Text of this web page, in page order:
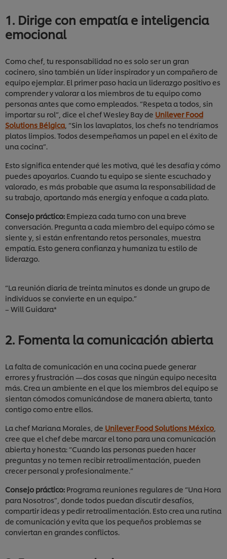
1. Dirige con empatía e inteligencia
emocional
Como chef, tu responsabilidad no es solo ser un gran
cocinero, sino también un líder inspirador y un compañero de
equipo ejemplar. El primer paso hacia un liderazgo positivo es
comprender y valorar a los miembros de tu equipo como
personas antes que como empleados. “Respeta a todos, sin
importar su rol”, dice el chef Wesley Bay de Unilever Food
Solutions Bélgica, “Sin los lavaplatos, los chefs no tendríamos
platos limpios. Todos desempeñamos un papel en el éxito de
una cocina”.
Esto significa entender qué les motiva, qué les desafía y cómo
puedes apoyarlos. Cuando tu equipo se siente escuchado y
valorado, es más probable que asuma la responsabilidad de
su trabajo, aportando más energía y enfoque a cada plato.
Consejo práctico: Empieza cada turno con una breve
conversación. Pregunta a cada miembro del equipo cómo se
siente y, si están enfrentando retos personales, muestra
empatía. Esto genera confianza y humaniza tu estilo de
liderazgo.
“La reunión diaria de treinta minutos es donde un grupo de
individuos se convierte en un equipo.”
– Will Guidara*
2. Fomenta la comunicación abierta
La falta de comunicación en una cocina puede generar
errores y frustración —dos cosas que ningún equipo necesita
más. Crea un ambiente en el que los miembros del equipo se
sientan cómodos comunicándose de manera abierta, tanto
contigo como entre ellos.
La chef Mariana Morales, de Unilever Food Solutions México
cree que el chef debe marcar el tono para una comunicación
abierta y honesta: “Cuando las personas pueden hacer
preguntas y no temen recibir retroalimentación, pueden
crecer personal y profesionalmente.”
Consejo práctico: Programa reuniones regulares de “Una Hora
para Nosotros”, donde todos puedan discutir desafíos,
compartir ideas y pedir retroalimentación. Esto crea una rutina
de comunicación y evita que los pequeños problemas se
conviertan en grandes conflictos.